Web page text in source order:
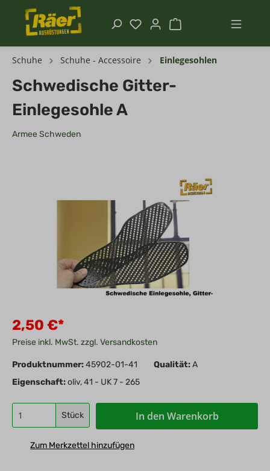
Schuhe Schuhe - Accessoire Einlegesohlen
Schwedische Gitter-
Einlegesohle A
Armee Schweden
2,50 €*
Preise inkl. MwSt. zzgl. Versandkosten
Produktnummer:45902-01-41 Qualität:A
Eigenschaft:oliv, 41 - UK 7 - 265
Stück In den Warenkorb
Zum Merkzettel hinzufügen